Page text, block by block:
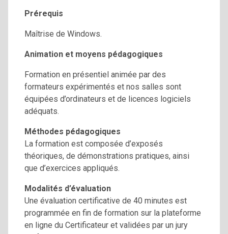
Prérequis
Maîtrise de Windows.
Animation et moyens pédagogiques
Formation en présentiel animée par des
formateurs expérimentés et nos salles sont
équipées d’ordinateurs et de licences logiciels
adéquats.
Méthodes pédagogiques
La formation est composée d’exposés
théoriques, de démonstrations pratiques, ainsi
que d’exercices appliqués.
Modalités d’évaluation
Une évaluation certificative de 40 minutes est
programmée en fin de formation sur la plateforme
en ligne du Certificateur et validées par un jury